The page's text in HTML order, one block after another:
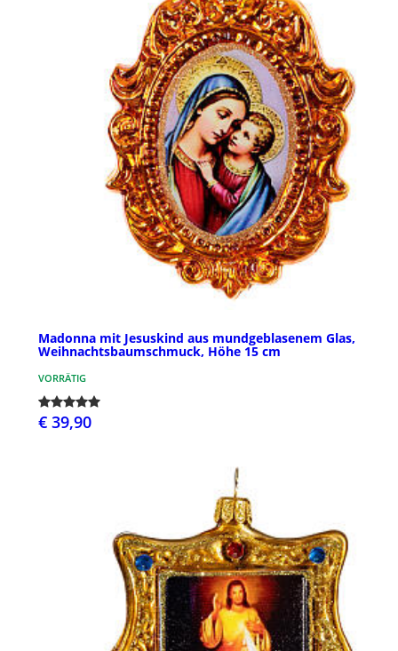
Madonna mit Jesuskind aus mundgeblasenem Glas,
Weihnachtsbaumschmuck, Höhe 15 cm
VORRÄTIG
€ 39,90